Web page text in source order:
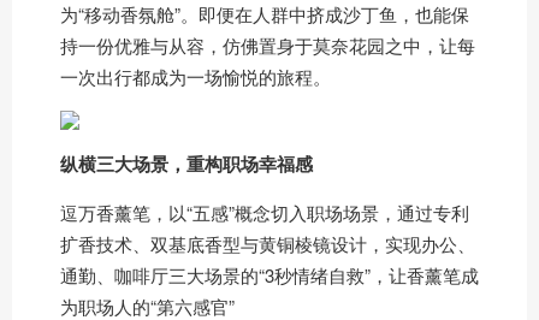
为“移动香氛舱”。即便在人群中挤成沙丁鱼，也能保
持一份优雅与从容，仿佛置身于莫奈花园之中，让每
一次出行都成为一场愉悦的旅程。
纵横三大场景，重构职场幸福感
逗万香薰笔，以“五感”概念切入职场场景，通过专利
扩香技术、双基底香型与黄铜棱镜设计，实现办公、
通勤、咖啡厅三大场景的“3秒情绪自救”，让香薰笔成
为职场人的“第六感官”